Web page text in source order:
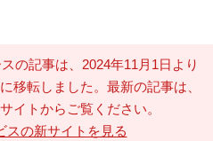
の記事は、2024年11月1日より
移転しました。最新の記事は、
イトからご覧ください。
スの新サイトを見る